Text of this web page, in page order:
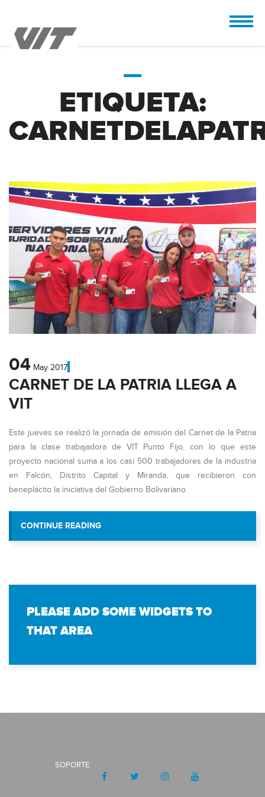
ETIQUETA:
04 May 2017
CARNET DE LA PATRIA LLEGA A
VIT
Este jueves se realizó la jornada de emisión del Carnet de la Patria
para la clase trabajadora de VIT Punto Fijo, con lo que este
proyecto nacional suma a los casi 500 trabajadores de la industria
en Falcón, Distrito Capital y Miranda, que recibieron con
beneplácito la iniciativa del Gobierno Bolivariano.
CONTINUE READING
PLEASE ADD SOME WIDGETS TO
THAT AREA
SOPORTE